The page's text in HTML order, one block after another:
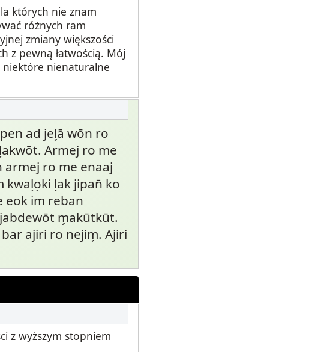
których nie znam
różnych ram
zmiany większości
z pewną łatwością. Mój
niektóre nienaturalne
ad jel̗ā wōn ro
Armej ro me
ro me enaaj
kwal̗o̗ki l̗ak jipan̄ ko
eok im reban
m̗akūtkūt.
ajiri ro nejim̗. Ajiri
z wyższym stopniem